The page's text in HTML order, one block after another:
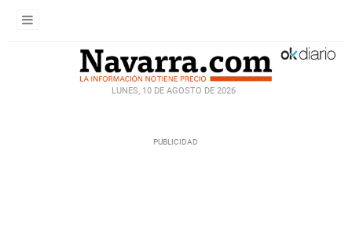
LUNES, 10 DE AGOSTO DE 2026